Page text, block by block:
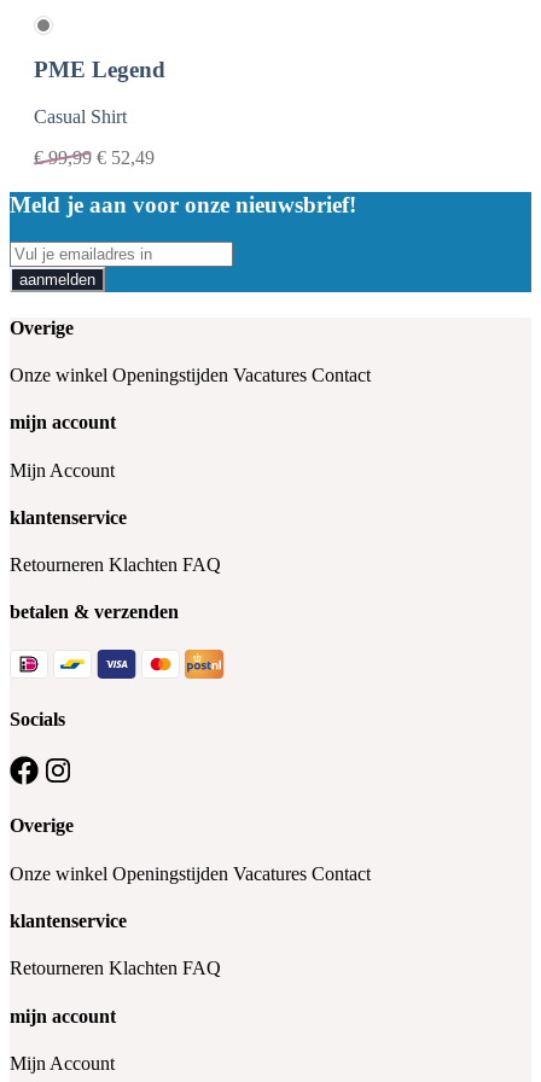
PME Legend
Casual Shirt
€99,99 € 52,49
Meld je aan voor onze nieuwsbrief!
aanmelden
Overige
Onze winkel Openingstijden Vacatures Contact
mijn account
Mijn Account
klantenservice
Retourneren Klachten FAQ
betalen & verzenden
Socials
Overige
Onze winkel Openingstijden Vacatures Contact
klantenservice
Retourneren Klachten FAQ
mijn account
Mijn Account